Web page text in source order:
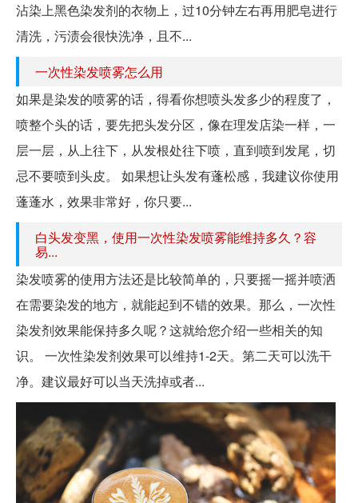
沾染上黑色染发剂的衣物上，过10分钟左右再用肥皂进行
清洗，污渍会很快洗净，且不...
一次性染发喷雾怎么用
如果是染发的喷雾的话，得看你想喷头发多少的程度了，
喷整个头的话，要先把头发分区，像在理发店染一样，一
层一层，从上往下，从发根处往下喷，直到喷到发尾，切
忌不要喷到头皮。 如果想让头发有蓬松感，我建议你使用
蓬蓬水，效果非常好，你只要...
白头发变黑，使用一次性染发喷雾能维持多久？容
易...
染发喷雾的使用方法还是比较简单的，只要摇一摇并喷洒
在需要染发的地方，就能起到不错的效果。那么，一次性
染发剂效果能保持多久呢？这就给您介绍一些相关的知
识。 一次性染发剂效果可以维持1-2天。第二天可以洗干
净。建议最好可以当天洗掉或者...